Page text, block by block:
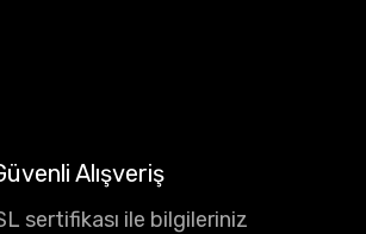
Alışveriş
sertifikası ile bilgileriniz